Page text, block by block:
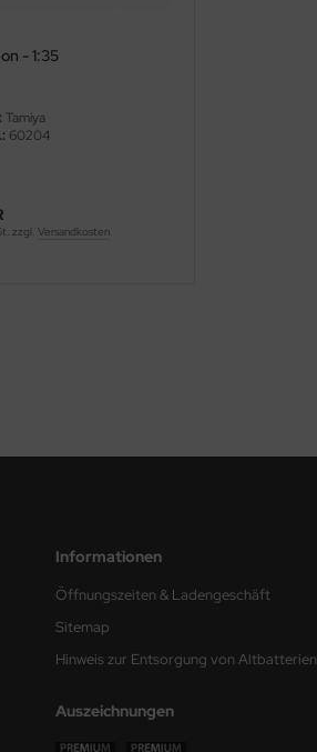
- 1:35
Tamiya
60204
zzgl.Versandkosten
Informationen
Öffnungszeiten & Ladengeschäft
Sitemap
Hinweis zur Entsorgung von Altbatterien
Auszeichnungen